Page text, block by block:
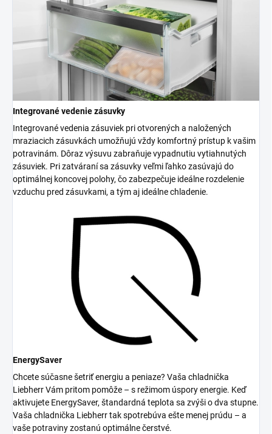
Integrované vedenie zásuvky
Integrované vedenia zásuviek pri otvorených a naložených
mraziacich zásuvkách umožňujú vždy komfortný prístup k vašim
potravinám. Dôraz výsuvu zabraňuje vypadnutiu vytiahnutých
zásuviek. Pri zatváraní sa zásuvky veľmi ľahko zasúvajú do
optimálnej koncovej polohy, čo zabezpečuje ideálne rozdelenie
vzduchu pred zásuvkami, a tým aj ideálne chladenie.
EnergySaver
Chcete súčasne šetriť energiu a peniaze? Vaša chladnička
Liebherr Vám pritom pomôže – s režimom úspory energie. Keď
aktivujete EnergySaver, štandardná teplota sa zvýši o dva stupne.
Vaša chladnička Liebherr tak spotrebúva ešte menej prúdu – a
vaše potraviny zostanú optimálne čerstvé.